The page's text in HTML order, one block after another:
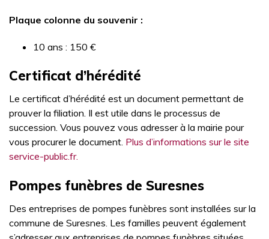
Plaque colonne du souvenir :
10 ans : 150 €
Certificat d’hérédité
Le certificat d’hérédité est un document permettant de
prouver la filiation. Il est utile dans le processus de
succession. Vous pouvez vous adresser à la mairie pour
vous procurer le document. Plus d’informations sur le site
service-public.fr.
Pompes funèbres de Suresnes
Des entreprises de pompes funèbres sont installées sur la
commune de Suresnes. Les familles peuvent également